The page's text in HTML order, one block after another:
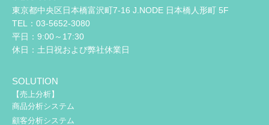
東京都中央区日本橋富沢町7-16 J.NODE 日本橋人形町 5F
TEL：03-5652-3080
平日：9:00～17:30
休日：土日祝および弊社休業日
SOLUTION
【売上分析】
商品分析システム
顧客分析システム